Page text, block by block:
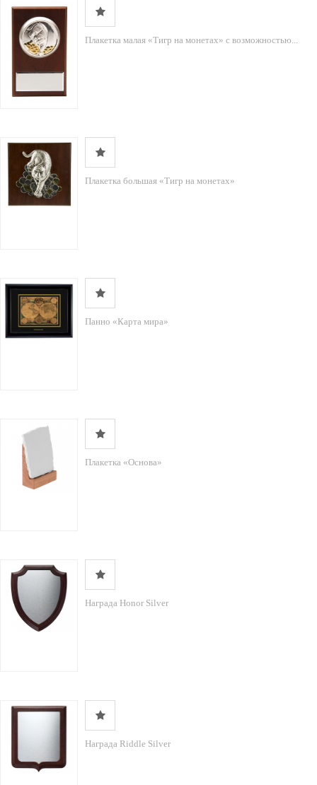
Плакетка малая «Тигр на монетах» с возможностью...
Плакетка большая «Тигр на монетах»
Панно «Карта мира»
Плакетка «Основа»
Награда Honor Silver
Награда Riddle Silver